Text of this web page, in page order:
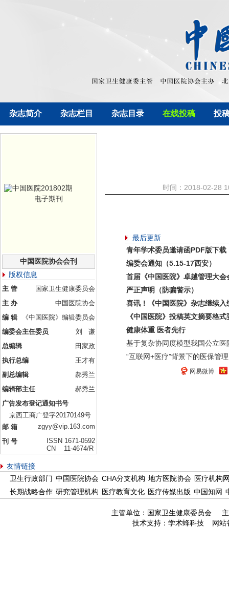
杂志简介 杂志栏目 杂志目录 在线投稿 投
电子期刊
中国医院协会会刊
版权信息
主 管
国家卫生健康委员会
主 办
中国医院协会
编 辑
《中国医院》编辑委员会
编委会主任委员
刘 谦
总编辑
田家政
执行总编
王才有
副总编辑
郝秀兰
编辑部主任
郝秀兰
广告发布登记通知书号
京西工商广登字20170149号
邮 箱
zgyy@vip.163.com
刊 号
ISSN 1671-0592
CN 11-4674/R
时间：2018-02-28
最后更新
青年学术委员邀请函PDF版下载
编委会通知（5.15-17西安）
首届《中国医院》卓越管理大会
严正声明（防骗警示）
喜讯！《中国医院》杂志继续入
《中国医院》投稿英文摘要格式
健康体重 医者先行
基于复杂协同度模型我国公立医
“互联网+医疗”背景下的医保管理
网易微博
友情链接
卫生行政部门 中国医院协会 CHA分支机构 地方医院协会 医疗机构
长期战略合作 研究管理机构 医疗教育文化 医疗传媒出版 中国知网
主管单位：国家卫生健康委员会
技术支持：学术蜂科技 网站